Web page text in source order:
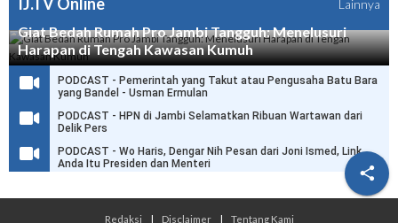

Lainnya
Giat Bedah Rumah Pro Jambi Tangguh: Menelusuri
Harapan di Tengah Kawasan Kumuh
PODCAST - Pemerintah yang Takut atau Pengusaha Batu Bara
yang Bandel - Usman Ermulan
PODCAST - HPN di Jambi Selamatkan Ribuan Wartawan dari
Delik Pers
PODCAST - Wo Haris, Dengar Nih Pesan dari Joni Ismed, Link
Anda Itu Presiden dan Menteri
Redaksi | Disclaimer | Tentang Kami